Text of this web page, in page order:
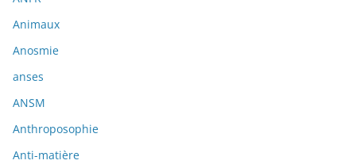
Animaux
Anosmie
anses
ANSM
Anthroposophie
Anti-matière